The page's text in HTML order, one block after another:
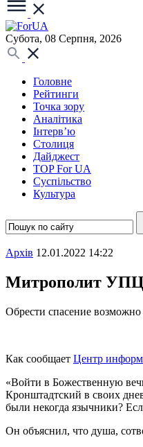
Субота, 08 Серпня, 2026
Головне
Рейтинги
Точка зору
Аналітика
Інтерв’ю
Столиця
Дайджест
TOP For UA
Суспiльство
Культура
Архiв 12.01.2022 14:22
Митрополит УПЦ
Обрести спасение
Как сообщает Центр
«Войти в Божественную
Кронштадтский в своих
были некогда язычники?
Он объяснил, что душа,